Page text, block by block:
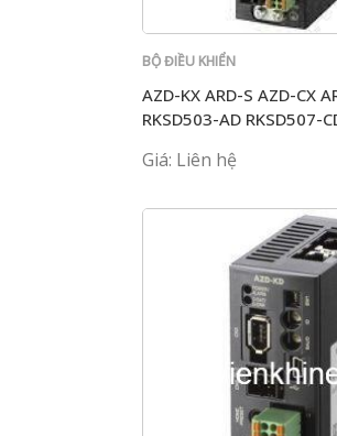
BỘ ĐIỀU KHIỂN
AZD-KX ARD-S AZD-CX
RKSD503-AD RKSD507-
Giá: Liên hệ